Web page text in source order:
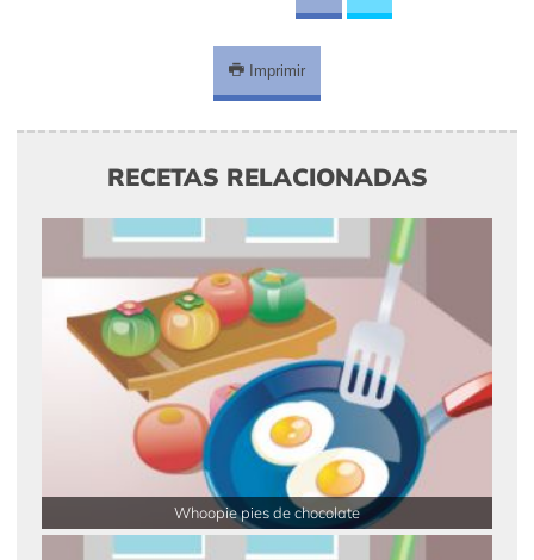
Imprimir
RECETAS RELACIONADAS
Whoopie pies de chocolate